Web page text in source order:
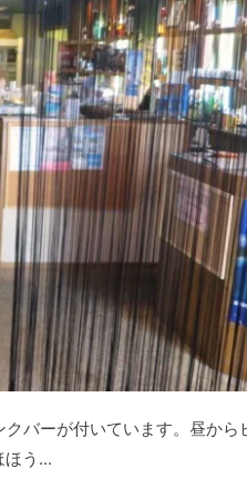
バーが付いています。昼から
う...